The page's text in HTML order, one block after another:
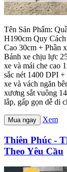
Tên Sản Phẩm:
H190cm Quy
Cao 30cm + Phần
Bánh xe chịu lực
xe và mái che cao
sắc nét 1400 DPI
xe và vách ngăn
xương sắt vuông
lắp, gấp gọn dễ di
Mua ngay Xem
Thiên Phúc -
Theo Yêu Cầu